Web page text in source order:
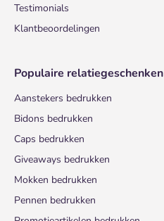
Testimonials
Klantbeoordelingen
Populaire relatiegeschenken
Aanstekers bedrukken
Bidons bedrukken
Caps bedrukken
Giveaways bedrukken
Mokken bedrukken
Pennen bedrukken